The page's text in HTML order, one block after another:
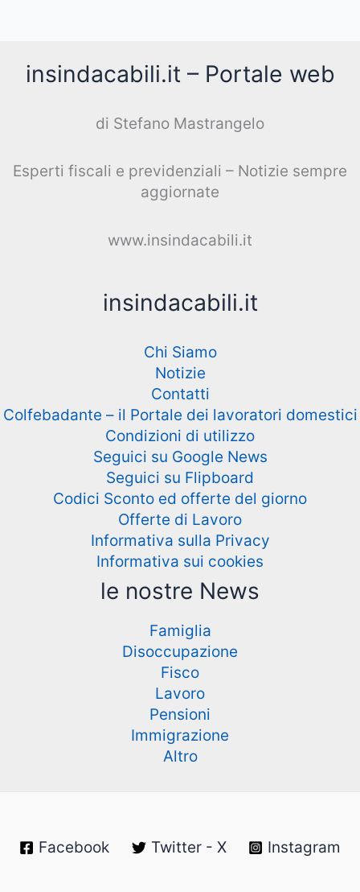
insindacabili.it – Portale web
di Stefano Mastrangelo
Esperti fiscali e previdenziali – Notizie sempre
aggiornate
www.insindacabili.it
insindacabili.it
Chi Siamo
Notizie
Contatti
Colfebadante – il Portale dei lavoratori domestici
Condizioni di utilizzo
Seguici su Google News
Seguici su Flipboard
Codici Sconto ed offerte del giorno
Offerte di Lavoro
Informativa sulla Privacy
Informativa sui cookies
le nostre News
Famiglia
Disoccupazione
Fisco
Lavoro
Pensioni
Immigrazione
Altro
Facebook Twitter - X Instagram